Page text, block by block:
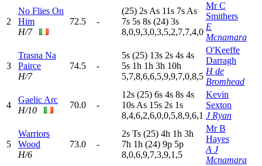
2
No Flies On
Him
H/7
72.5 -
(25) 2s As 11s 7s As
7s 5s 8s (24) 3s
8,0,9,3,0,3,5,2,7,7,4,0
Mr C
Smithers
E
Mcnamara
3
Trasna Na
Pairce
H/7
74.5 -
5s (25) 13s 2s 4s 4s
5s 1h 1h 3h 10h
5,7,8,6,6,5,9,9,7,0,8,5
O'Keeffe
Darragh
H de
Bromhead
4
Gaelic Arc
H/10
70.0 -
12s (25) 6s 4s 8s 4s
10s As 15s 2s 1s
8,4,6,2,6,0,0,5,8,9,6,1
Kevin
Sexton
J Ryan
5
Warriors
Wood
H/6
73.0 -
2s Ts (25) 4h 1h 3h
7h 1h (24) 9p 5p
8,0,6,9,7,3,9,1,5
Mr B
Hayes
A J
Mcnamara